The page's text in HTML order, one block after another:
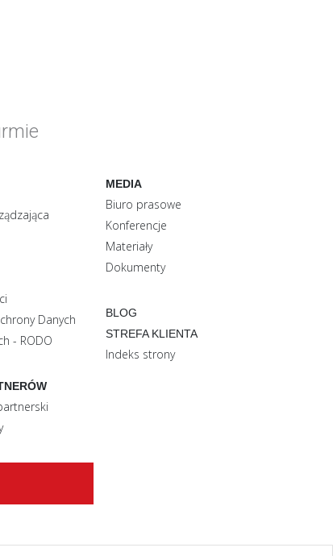
Danych
- RODO
MEDIA
Biuro prasowe
Konferencje
Materiały
Dokumenty
BLOG
STREFA KLIENTA
Indeks strony